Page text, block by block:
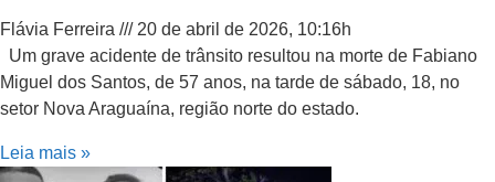
Flávia Ferreira
20 de abril de 2026, 10:16h
Um grave acidente de trânsito resultou na morte de Fabiano
Miguel dos Santos, de 57 anos, na tarde de sábado, 18, no
setor Nova Araguaína, região norte do estado.
Leia mais »